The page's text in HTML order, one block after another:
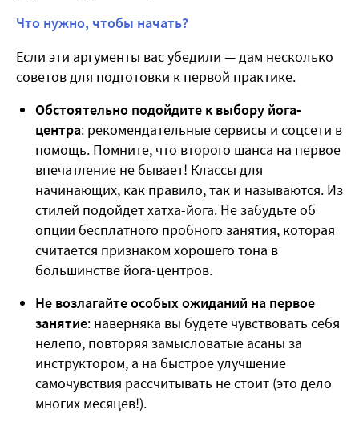
Что нужно, чтобы начать?
Если эти аргументы вас убедили — дам несколько
советов для подготовки к первой практике.
Обстоятельно подойдите к выбору йога-
центра: рекомендательные сервисы и соцсети в
помощь. Помните, что второго шанса на первое
впечатление не бывает! Классы для
начинающих, как правило, так и называются. Из
стилей подойдет хатха-йога. Не забудьте об
опции бесплатного пробного занятия, которая
считается признаком хорошего тона в
большинстве йога-центров.
Не возлагайте особых ожиданий на первое
занятие: наверняка вы будете чувствовать себя
нелепо, повторяя замысловатые асаны за
инструктором, а на быстрое улучшение
самочувствия рассчитывать не стоит (это дело
многих месяцев!).